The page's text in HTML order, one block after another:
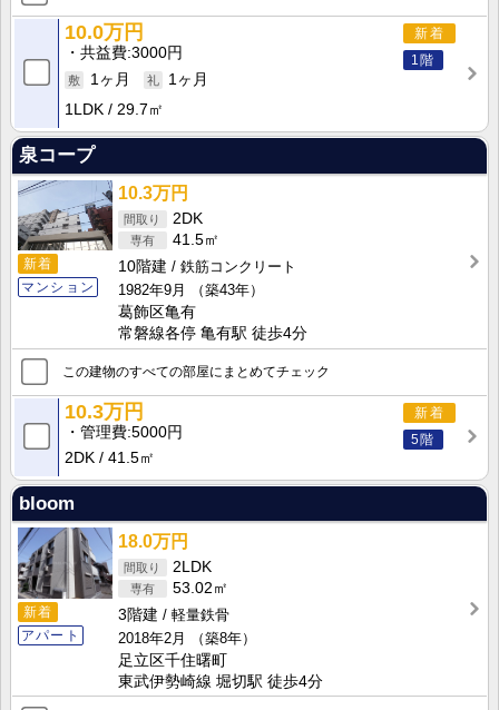
新着
1階
10.0万円
共益費 3000円
1ヶ月
1ヶ月
1LDK
29.7㎡
泉コープ
新着
マンション
10.3万円
2DK
41.5㎡
10階建
鉄筋コンクリート
1982年9月
（築43年）
葛飾区亀有
常磐線各停 亀有駅 徒歩4分
この建物のすべての部屋にまとめてチェック
新着
5階
10.3万円
管理費 5000円
2DK
41.5㎡
bloom
新着
アパート
18.0万円
2LDK
53.02㎡
3階建
軽量鉄骨
2018年2月
（築8年）
足立区千住曙町
東武伊勢崎線 堀切駅 徒歩4分